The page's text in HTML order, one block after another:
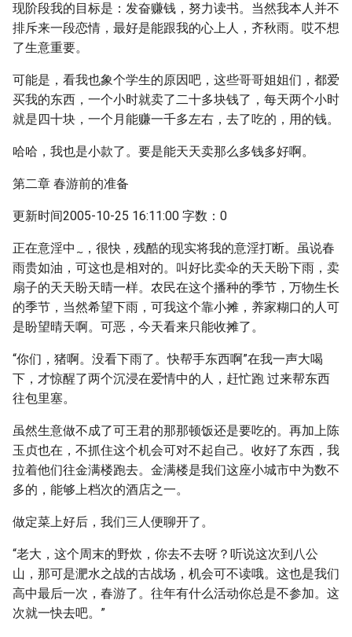
现阶段我的目标是：发奋赚钱，努力读书。当然我本人并不
排斥来一段恋情，最好是能跟我的心上人，齐秋雨。哎不想
了生意重要。
可能是，看我也象个学生的原因吧，这些哥哥姐姐们，都爱
买我的东西，一个小时就卖了二十多块钱了，每天两个小时
就是四十块，一个月能赚一千多左右，去了吃的，用的钱。
哈哈，我也是小款了。要是能天天卖那么多钱多好啊。
第二章 春游前的准备
更新时间2005-10-25 16:11:00 字数：0
正在意淫中 ~ ，很快，残酷的现实将我的意淫打断。虽说春
雨贵如油，可这也是相对的。叫好比卖伞的天天盼下雨，卖
扇子的天天盼天晴一样。农民在这个播种的季节，万物生长
的季节，当然希望下雨，可我这个靠小摊，养家糊口的人可
是盼望晴天啊。可恶，今天看来只能收摊了。
“你们，猪啊。没看下雨了。快帮手东西啊”在我一声大喝
下，才惊醒了两个沉浸在爱情中的人，赶忙跑 过来帮东西
往包里塞。
虽然生意做不成了可王君的那那顿饭还是要吃的。再加上陈
玉贞也在，不抓住这个机会可对不起自己。收好了东西，我
拉着他们往金满楼跑去。金满楼是我们这座小城市中为数不
多的，能够上档次的酒店之一。
做定菜上好后，我们三人便聊开了。
“老大，这个周末的野炊，你去不去呀？听说这次到八公
山，那可是淝水之战的古战场，机会可不读哦。这也是我们
高中最后一次，春游了。往年有什么活动你总是不参加。这
次就一快去吧。”